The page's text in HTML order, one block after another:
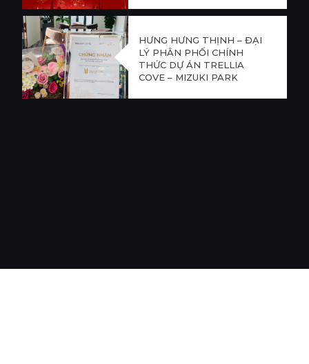
HƯNG HƯNG THỊNH – ĐẠI
LÝ PHÂN PHỐI CHÍNH
THỨC DỰ ÁN TRELLIA
COVE – MIZUKI PARK